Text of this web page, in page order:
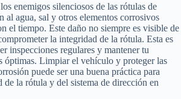
enemigos silenciosos de las rótulas de
al agua, sal y otros elementos corrosivos
el tiempo. Este daño no siempre es visible de
la integridad de la rótula. Esta es
inspecciones regulares y mantener tu
óptimas. Limpiar el vehículo y proteger las
puede ser una buena práctica para
de la rótula y del sistema de dirección en